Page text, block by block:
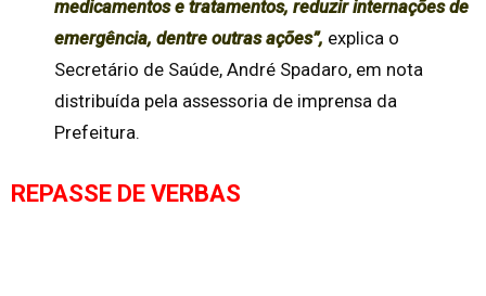
medicamentos e tratamentos, reduzir internações de
emergência, dentre outras ações”, explica o
Secretário de Saúde, André Spadaro, em nota
distribuída pela assessoria de imprensa da
Prefeitura.
REPASSE DE VERBAS